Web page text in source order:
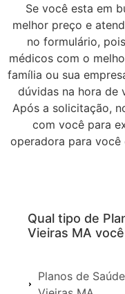
Se você esta em
melhor preço e
no formulário,
médicos com o
família ou sua
dúvidas na hora de
Após a solicitação,
com você para
operadora para você
Qual tipo de
Vieiras MA
Planos de